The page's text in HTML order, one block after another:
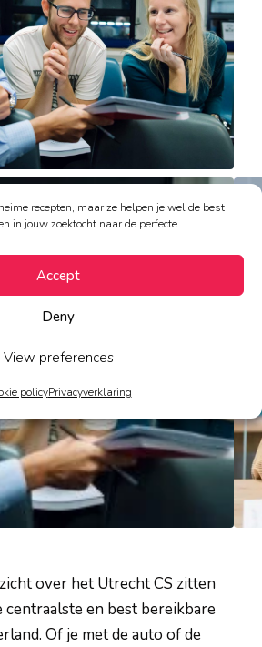
recepten, maar ze helpen je wel de best
in jouw zoektocht naar de perfecte
Accept
Deny
View preferences
policyPrivacyverklaring
over het Utrecht CS zitten
centraalste en best bereikbare
Of je met de auto of de